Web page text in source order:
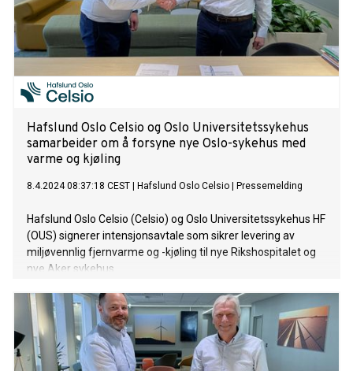
Hafslund Oslo Celsio og Oslo Universitetssykehus
samarbeider om å forsyne nye Oslo-sykehus med
varme og kjøling
8.4.2024 08:37:18 CEST Hafslund Oslo Celsio Pressemelding
Hafslund Oslo Celsio (Celsio) og Oslo Universitetssykehus HF
(OUS) signerer intensjonsavtale som sikrer levering av
miljøvennlig fjernvarme og -kjøling til nye Rikshospitalet og
nye Aker sykehus.